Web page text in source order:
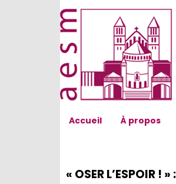
Accueil À propos
« OSER L’ESPOIR